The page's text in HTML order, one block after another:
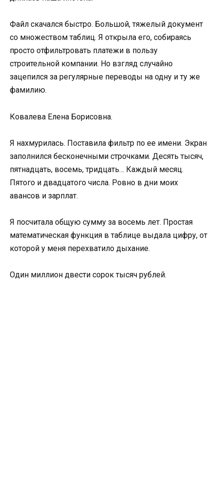
Файл скачался быстро. Большой, тяжелый документ
со множеством таблиц. Я открыла его, собираясь
просто отфильтровать платежи в пользу
строительной компании. Но взгляд случайно
зацепился за регулярные переводы на одну и ту же
фамилию.
Ковалева Елена Борисовна.
Я нахмурилась. Поставила фильтр по ее имени. Экран
заполнился бесконечными строчками. Десять тысяч,
пятнадцать, восемь, тридцать… Каждый месяц.
Пятого и двадцатого числа. Ровно в дни моих
авансов и зарплат.
Я посчитала общую сумму за восемь лет. Простая
математическая функция в таблице выдала цифру, от
которой у меня перехватило дыхание.
Один миллион двести сорок тысяч рублей.